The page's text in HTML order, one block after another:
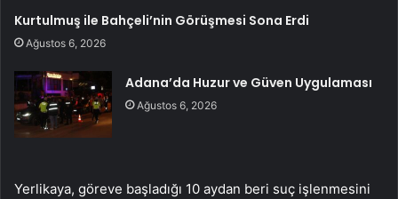
Kurtulmuş ile Bahçeli’nin Görüşmesi Sona Erdi
Ağustos 6, 2026
Adana’da Huzur ve Güven Uygulaması
Ağustos 6, 2026
Yerlikaya, göreve başladığı 10 aydan beri suç işlenmesini